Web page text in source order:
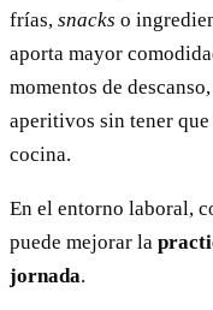
frías, snacks o
aporta mayor
momentos de
aperitivos sin tener que
cocina.
En el entorno laboral,
puede mejorar la
jornada.